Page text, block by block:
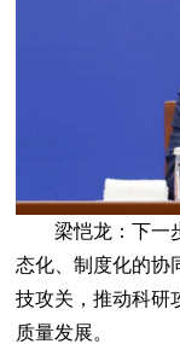
梁恺龙：下一步
态化、制度化的协
技攻关，推动科研
质量发展。